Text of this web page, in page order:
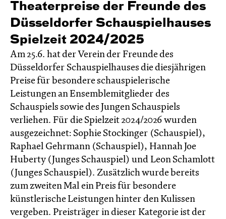
Theaterpreise der Freunde des
Düsseldorfer Schauspielhauses
Spielzeit 2024/2025
Am 25.6. hat der Verein der Freunde des
Düsseldorfer Schauspielhauses die diesjährigen
Preise für besondere schauspielerische
Leistungen an Ensemblemitglieder des
Schauspiels sowie des Jungen Schauspiels
verliehen. Für die Spielzeit 2024/2026 wurden
ausgezeichnet: Sophie Stockinger (Schauspiel),
Raphael Gehrmann (Schauspiel), Hannah Joe
Huberty (Junges Schauspiel) und Leon Schamlott
(Junges Schauspiel). Zusätzlich wurde bereits
zum zweiten Mal ein Preis für besondere
künstlerische Leistungen hinter den Kulissen
vergeben. Preisträger in dieser Kategorie ist der